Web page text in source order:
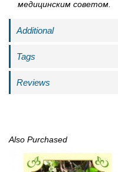
медицинским советом.
Additional
Tags
Reviews
Also Purchased